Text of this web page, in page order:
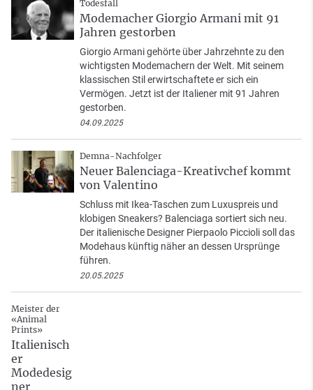
Todesfall
Modemacher Giorgio Armani mit 91
Jahren gestorben
Giorgio Armani gehörte über Jahrzehnte zu den
wichtigsten Modemachern der Welt. Mit seinem
klassischen Stil erwirtschaftete er sich ein
Vermögen. Jetzt ist der Italiener mit 91 Jahren
gestorben.
04.09.2025
Demna-Nachfolger
Neuer Balenciaga-Kreativchef kommt
von Valentino
Schluss mit Ikea-Taschen zum Luxuspreis und
klobigen Sneakers? Balenciaga sortiert sich neu.
Der italienische Designer Pierpaolo Piccioli soll das
Modehaus künftig näher an dessen Ursprünge
führen.
20.05.2025
Meister der
«Animal
Prints»
Italienisch
er
Modedesig
ner